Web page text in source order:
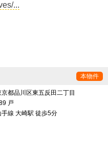
...
本物件
京都品川区東五反田二丁目
戸
手線 大崎駅 徒歩5分